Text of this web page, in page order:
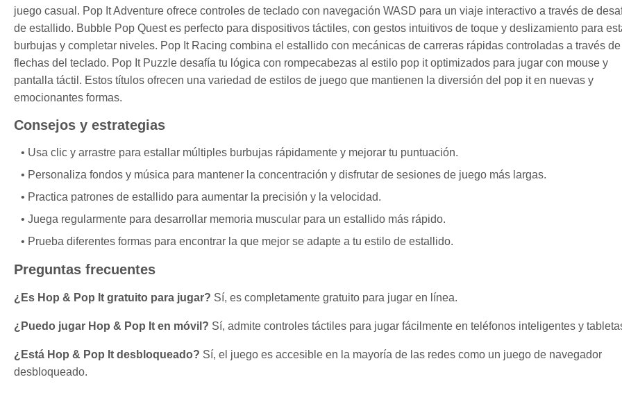
juego casual. Pop It Adventure ofrece controles de teclado con navegación WASD para un viaje interactivo a través de
de estallido. Bubble Pop Quest es perfecto para dispositivos táctiles, con gestos intuitivos de toque y deslizamiento para
burbujas y completar niveles. Pop It Racing combina el estallido con mecánicas de carreras rápidas controladas a través
flechas del teclado. Pop It Puzzle desafía tu lógica con rompecabezas al estilo pop it optimizados para jugar con mouse y
pantalla táctil. Estos títulos ofrecen una variedad de estilos de juego que mantienen la diversión del pop it en nuevas y
emocionantes formas.
Consejos y estrategias
Usa clic y arrastre para estallar múltiples burbujas rápidamente y mejorar tu puntuación.
Personaliza fondos y música para mantener la concentración y disfrutar de sesiones de juego más largas.
Practica patrones de estallido para aumentar la precisión y la velocidad.
Juega regularmente para desarrollar memoria muscular para un estallido más rápido.
Prueba diferentes formas para encontrar la que mejor se adapte a tu estilo de estallido.
Preguntas frecuentes
¿Es Hop & Pop It gratuito para jugar? Sí, es completamente gratuito para jugar en línea.
¿Puedo jugar Hop & Pop It en móvil? Sí, admite controles táctiles para jugar fácilmente en teléfonos inteligentes y
¿Está Hop & Pop It desbloqueado? Sí, el juego es accesible en la mayoría de las redes como un juego de navegador
desbloqueado.